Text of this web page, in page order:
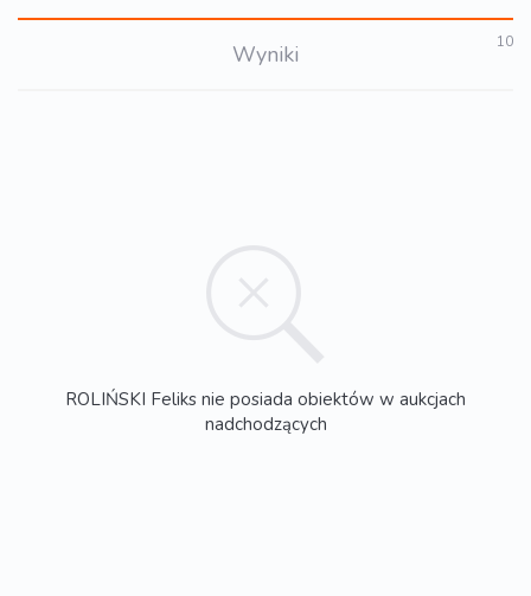
Wyniki 10
ROLIŃSKI Feliks nie posiada obiektów w aukcjach
nadchodzących